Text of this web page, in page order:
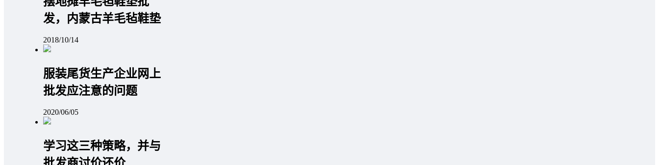
发，内蒙古羊毛毡鞋垫
2018/10/14
服装尾货生产企业网上
批发应注意的问题
2020/06/05
学习这三种策略，并与